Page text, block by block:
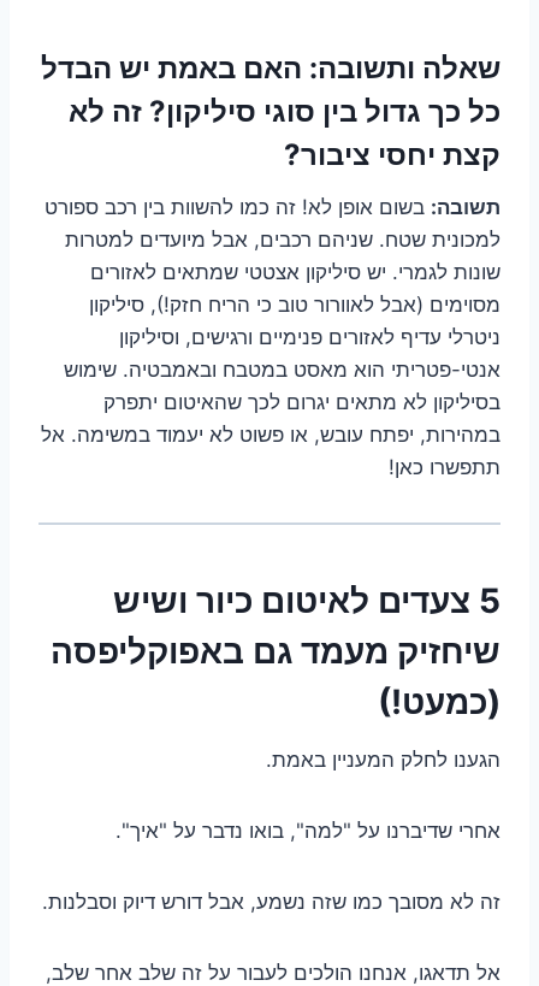
שאלה ותשובה: האם באמת יש הבדל
כל כך גדול בין סוגי סיליקון? זה לא
קצת יחסי ציבור?
תשובה: בשום אופן לא! זה כמו להשוות בין רכב ספורט
למכונית שטח. שניהם רכבים, אבל מיועדים למטרות
שונות לגמרי. יש סיליקון אצטטי שמתאים לאזורים
מסוימים (אבל לאוורור טוב כי הריח חזק!), סיליקון
ניטרלי עדיף לאזורים פנימיים ורגישים, וסיליקון
אנטי-פטריתי הוא מאסט במטבח ובאמבטיה. שימוש
בסיליקון לא מתאים יגרום לכך שהאיטום יתפרק
במהירות, יפתח עובש, או פשוט לא יעמוד במשימה. אל
תתפשרו כאן!
5 צעדים לאיטום כיור ושיש
שיחזיק מעמד גם באפוקליפסה
(כמעט!)
הגענו לחלק המעניין באמת.
אחרי שדיברנו על "למה", בואו נדבר על "איך".
זה לא מסובך כמו שזה נשמע, אבל דורש דיוק וסבלנות.
אל תדאגו, אנחנו הולכים לעבור על זה שלב אחר שלב,